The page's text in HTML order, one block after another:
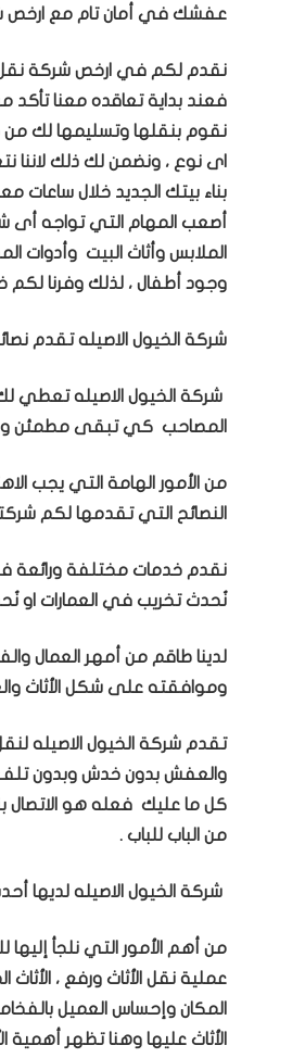
عفشك في أمان تام مع ارخص
نقدم لكم في ارخص شركة نقل
فعند بداية تعاقده معنا تأكد
نقوم بنقلها وتسليمها لك
اى نوع ، ونضمن لك ذلك
بناء بيتك الجديد خلال
أصعب المهام التي تواجه أى
الملابس وأثاث البيت وأدوات
وجود أطفال ، لذلك وفرنا
شركة الخيول الاصيله تقدم
شركة الخيول الاصيله تعطي
المصاحب كي تبقى مطمئن
من الأمور الهامة التي يجب
النصائح التي تقدمها لكم
نقدم خدمات مختلفة ورائعة
نُحدث تخريب في العمارات او
لدينا طاقم من أمهر العمال
وموافقته على شكل الأثاث
تقدم شركة الخيول الاصيله
والعفش بدون خدش وبدون تلف
كل ما عليك فعله هو الاتصال
من الباب للباب .
شركة الخيول الاصيله لديها
من أهم الأمور التي نلجأ
عملية نقل الأثاث ورفع ،
المكان وإحساس العميل
الأثاث عليها وهنا تظهر